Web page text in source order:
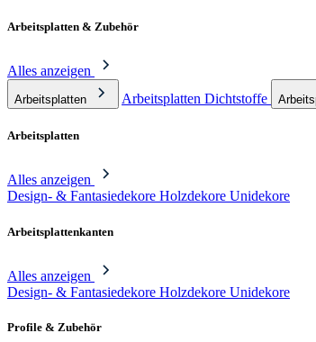
Arbeitsplatten & Zubehör
Alles anzeigen
Arbeitsplatten Arbeitsplatten Dichtstoffe
Arbeitsplatten
Alles anzeigen
Design- & Fantasiedekore Holzdekore Unidekore
Arbeitsplattenkanten
Alles anzeigen
Design- & Fantasiedekore Holzdekore Unidekore
Profile & Zubehör